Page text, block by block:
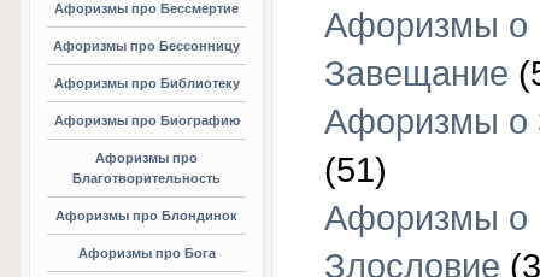
Афоризмы про Бессмертие
Афоризмы про Бессонницу
Афоризмы про Библиотеку
Афоризмы про Биографию
Афоризмы про
Благотворительность
Афоризмы про Блондинок
Афоризмы про Бога
Афоризмы о
Завещание
Афоризмы о
(51)
Афоризмы о
Злословие